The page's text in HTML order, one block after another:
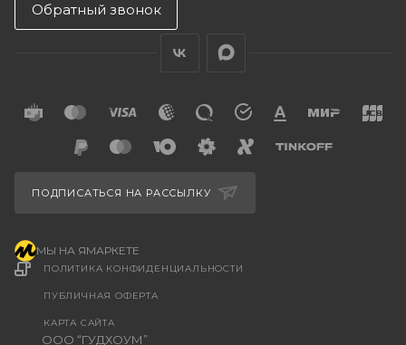
Обратный звонок
ООО “ГУДХОУМ”
ПОЛИТИКА КОНФИДЕНЦИАЛЬНОСТИ
ПУБЛИЧНАЯ ОФЕРТА
КАРТА САЙТА
ПОДПИСАТЬСЯ НА РАССЫЛКУ
МЫ НА ЯМАРКЕТЕ